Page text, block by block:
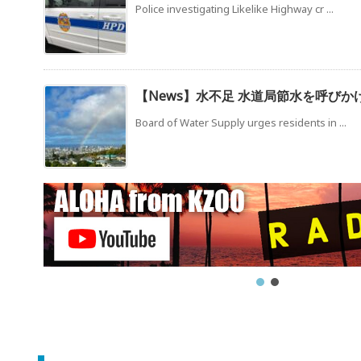
Police investigating Likelike Highway cr ...
【News】水不足 水道局節水を呼びか
Board of Water Supply urges residents in ...